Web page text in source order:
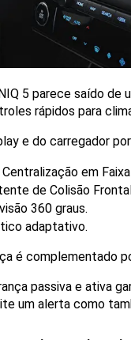
5 parece saído
rápidos para
e do carregador
em Faixa
de Colisão
360 graus.
adaptativo.
é complementado
passiva e ativa
um alerta como